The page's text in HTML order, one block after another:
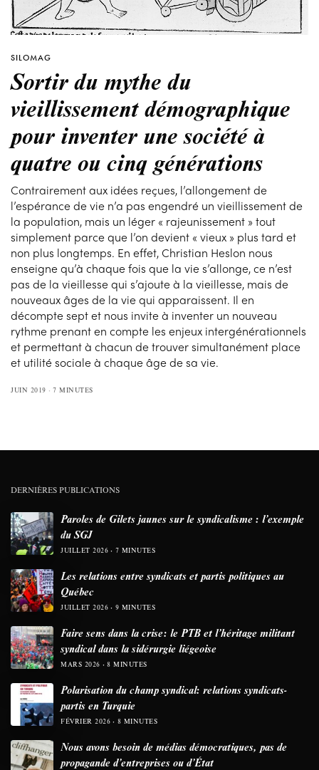
SILOMAG
Sortir du mythe du
vieillissement démographique
pour inventer une société à
quatre ou cinq générations
Contrairement aux idées reçues, l’allongement de
l’espérance de vie n’a pas engendré un vieillissement de
la population, mais un léger « rajeunissement » tout
simplement parce que l’on devient « vieux » plus tard et
non plus longtemps. En effet, Christian Heslon nous
enseigne qu’à chaque fois que la vie s’allonge, ce n’est
pas de la vieillesse qui s’ajoute à la vieillesse, mais de
nouveaux âges de la vie qui apparaissent. Il en
décompte sept et nous invite à inventer un nouveau
rythme prenant en compte les enjeux intergénérationnels
et permettant à chacun de trouver simultanément place
et utilité sociale à chaque âge de sa vie.
JUIN 2019 7 MINUTES
DERNIÈRES PUBLICATIONS
Paroles de Gilets jaunes sur le syndicalisme : l’exemple
du SGJ
JUILLET 2026 7 MINUTES
Les relations entre syndicats et partis politiques au
Québec
JUILLET 2026 9 MINUTES
Faire sens dans la crise: le PTB et l’héritage militant
syndical dans la sidérurgie liégeoise
MARS 2026 8 MINUTES
Polarisation du champ syndical: relations syndicats-
partis en Turquie
FÉVRIER 2026 8 MINUTES
Nous avons besoin de médias démocratiques, pas de
propagande d’entreprises ou d’État